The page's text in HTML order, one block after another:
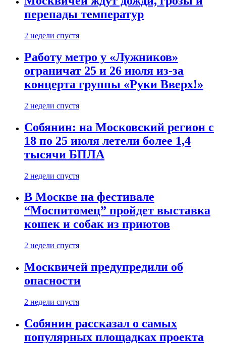
перепады температур
2 недели спустя
Работу метро у «Лужников»
ограничат 25 и 26 июля из-за
концерта группы «Руки Вверх!»
2 недели спустя
Собянин: на Московский регион с
18 по 25 июля летели более 1,4
тысячи БПЛА
2 недели спустя
В Москве на фестивале
“Моспитомец” пройдет выставка
кошек и собак из приютов
2 недели спустя
Москвичей предупредили об
опасности
2 недели спустя
Собянин рассказал о самых
популярных площадках проекта